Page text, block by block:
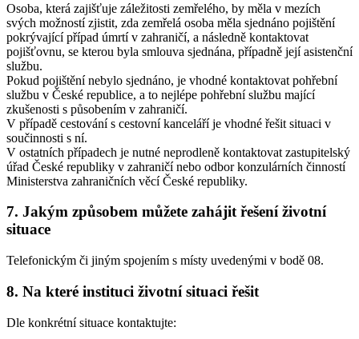
Osoba, která zajišťuje záležitosti zemřelého, by měla v mezích
svých možností zjistit, zda zemřelá osoba měla sjednáno pojištění
pokrývající případ úmrtí v zahraničí, a následně kontaktovat
pojišťovnu, se kterou byla smlouva sjednána, případně její asistenční
službu.
Pokud pojištění nebylo sjednáno, je vhodné kontaktovat pohřební
službu v České republice, a to nejlépe pohřební službu mající
zkušenosti s působením v zahraničí.
V případě cestování s cestovní kanceláří je vhodné řešit situaci v
součinnosti s ní.
V ostatních případech je nutné neprodleně kontaktovat zastupitelský
úřad České republiky v zahraničí nebo odbor konzulárních činností
Ministerstva zahraničních věcí České republiky.
7. Jakým způsobem můžete zahájit řešení životní
situace
Telefonickým či jiným spojením s místy uvedenými v bodě 08.
8. Na které instituci životní situaci řešit
Dle konkrétní situace kontaktujte: